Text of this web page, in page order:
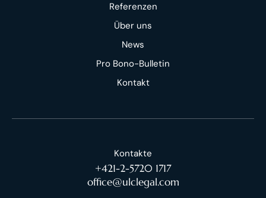
Referenzen
Über uns
News
Pro Bono-Bulletin
Kontakt
Kontakte
+421-2-5720 1717
office@ulclegal.com